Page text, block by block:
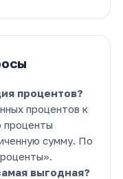
процентов?
процентов к
проценты
сумму. По
выгодная?